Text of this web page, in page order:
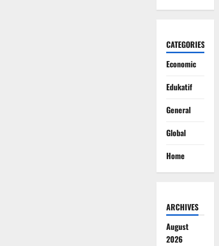
CATEGORIES
Economic
Edukatif
General
Global
Home
ARCHIVES
August
2026